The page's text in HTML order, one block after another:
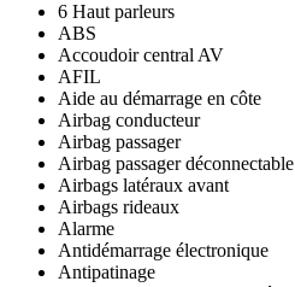
6 Haut parleurs
ABS
Accoudoir central AV
AFIL
Aide au démarrage en côte
Airbag conducteur
Airbag passager
Airbag passager déconnectable
Airbags latéraux avant
Airbags rideaux
Alarme
Antidémarrage électronique
Antipatinage